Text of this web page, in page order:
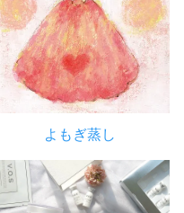
よもぎ蒸し